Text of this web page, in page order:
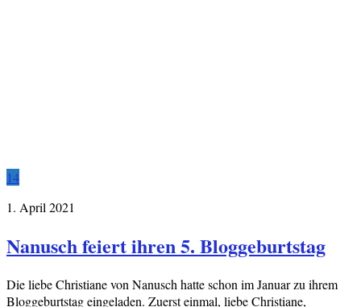
14
1. April 2021
Nanusch feiert ihren 5. Bloggeburtstag
Die liebe Christiane von Nanusch hatte schon im Januar zu ihrem
Bloggeburtstag eingeladen. Zuerst einmal, liebe Christiane,